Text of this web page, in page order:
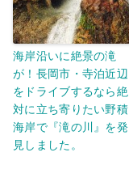
海岸沿いに絶景の滝
が！長岡市・寺泊近辺
をドライブするなら絶
対に立ち寄りたい野積
海岸で『滝の川』を発
見しました。